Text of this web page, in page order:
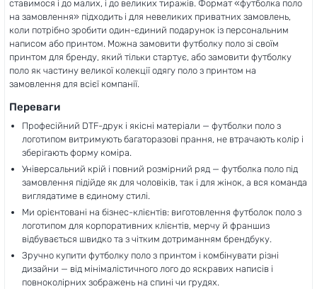
ставимося і до малих, і до великих тиражів. Формат «футболка поло
на замовлення» підходить і для невеликих приватних замовлень,
коли потрібно зробити один-єдиний подарунок із персональним
написом або принтом. Можна замовити футболку поло зі своїм
принтом для бренду, який тільки стартує, або замовити футболку
поло як частину великої колекції одягу поло з принтом на
замовлення для всієї компанії.
Переваги
Професійний DTF-друк і якісні матеріали — футболки поло з
логотипом витримують багаторазові прання, не втрачають колір і
зберігають форму коміра.
Універсальний крій і повний розмірний ряд — футболка поло під
замовлення підійде як для чоловіків, так і для жінок, а вся команда
виглядатиме в єдиному стилі.
Ми орієнтовані на бізнес-клієнтів: виготовлення футболок поло з
логотипом для корпоративних клієнтів, мерчу й франшиз
відбувається швидко та з чітким дотриманням брендбуку.
Зручно купити футболку поло з принтом і комбінувати різні
дизайни — від мінімалістичного лого до яскравих написів і
повноколірних зображень на спині чи грудях.